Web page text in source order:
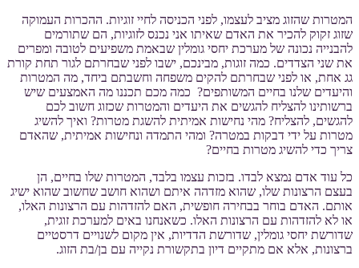
המטרות שהזוג מציב לעצמו, לפני הכניסה לחיי זוגיות. ההכרות העמוקה
שזוג זקוק להכיר את האדם שאיתו אני נכנס לזוגיות, הם שתורמים
להבנייה נכונה של מערכת יחסי גומלין שבאמת משפיעים לטובה ומפרים
את שני הצדדים. כמה זוגות, מבינכם, ישבו לפני שבחרתם לגור תחת קורת
גג אחת, או לפני שבחרתם להקים משפחה וחשבתם ביחד, מה המטרות
והיעדים שלנו בחיים המשותפים? כמה מכם תכננו מה האמצעים שיש
ברשותינו להצליח להגשים את היעדים והמטרות שכזוג חשוב לכם
להגשים, להצליח? מהי נחישות אמיתית להשגת מטרות? ואיך להשיג
מטרות על ידי דבקות במטרה? ומהי התמדה ונחישות אמיתית, שהאדם
צריך כדי להשיג מטרות בחיים?
כל עוד אדם נמצא לבדו. בזכות עצמו בלבד, המטרות שלו בחיים, הן
בעצם הרצונות שלו, שהוא מזדהה איתם ושהוא חושב שחשוב שהוא ישיג
אותם. האדם בוחר בבחירה חופשית, האם להזדהות עם הרצונות האלו,
או לא להזדהות עם הרצונות האלו. כשאנחנו באים למערכת זוגית,
שדורשת יחסי גומלין, שדורשת הדדיות, אין מקום לשנויים דרסטיים
ברצונות, אלא אם מתקיים דיון בתקשורת נקייה עם בן/בת הזוג.